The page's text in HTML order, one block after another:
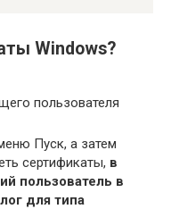
Windows?
пользователя
Пуск, а затем
сертификаты, в
пользователь в
для типа